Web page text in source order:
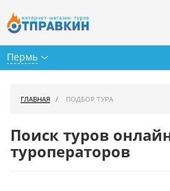
Пермь
Горящие туры
ГЛАВНАЯ ПОДБОР ТУРА
Поиск туров
туроператоров